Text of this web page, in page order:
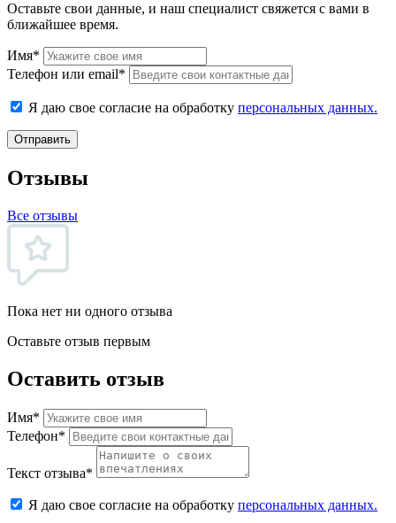
Оставьте свои данные, и наш специалист свяжется с вами в
ближайшее время.
Имя*
Телефон или email*
Я даю свое согласие на обработку персональных данных.
Отправить
Отзывы
Все отзывы
Пока нет ни одного отзыва
Оставьте отзыв первым
Оставить отзыв
Имя*
Телефон*
Текст отзыва*
Я даю свое согласие на обработку персональных данных.